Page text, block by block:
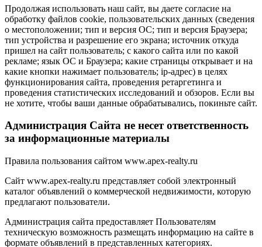
Продолжая использовать наш сайт, вы даете согласие на
обработку файлов cookie, пользовательских данных (сведения
о местоположении; тип и версия ОС; тип и версия Браузера;
тип устройства и разрешение его экрана; источник откуда
пришел на сайт пользователь; с какого сайта или по какой
рекламе; язык ОС и Браузера; какие страницы открывает и на
какие кнопки нажимает пользователь; ip-адрес) в целях
функционирования сайта, проведения ретаргетинга и
проведения статистических исследований и обзоров. Если вы
не хотите, чтобы ваши данные обрабатывались, покиньте сайт.
Администрация Сайта не несет ответственность
за информационные материалы
Правила пользования сайтом www.apex-realty.ru
Сайт www.apex-realty.ru представляет собой электронный
каталог объявлений о коммерческой недвижимости, которую
предлагают пользователи.
Администрация сайта предоставляет Пользователям
техническую возможность размещать информацию на сайте в
формате объявлений в представленных категориях.